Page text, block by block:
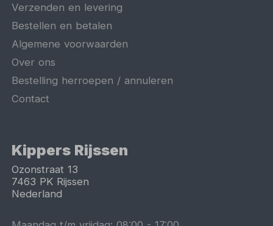
Verzenden en levering
Bestellen en betalen
Algemene voorwaarden
Over ons
Bestelling herroepen / annuleren
Contact
Kippers Rijssen
Ozonstraat 13
7463 PK Rijssen
Nederland